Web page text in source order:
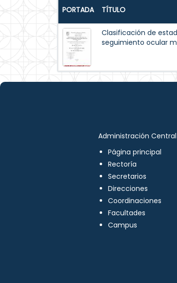
PORTADA TÍTULO
Clasificación de
seguimiento ocular
Administración Central
Página principal
Rectoría
Secretarios
Direcciones
Coordinaciones
Facultades
Campus